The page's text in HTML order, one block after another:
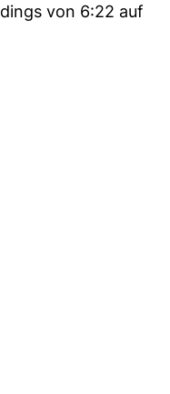
von 6:22 auf